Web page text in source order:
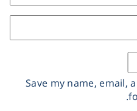
Save my name, email,